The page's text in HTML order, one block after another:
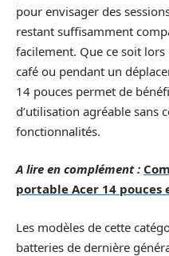
pour envisager des
restant suffisamment
facilement. Que ce soit
café ou pendant un
14 pouces permet de
d’utilisation agréable sans
fonctionnalités.
A lire en complément :
portable Acer 14 pouces
Les modèles de cette
batteries de dernière